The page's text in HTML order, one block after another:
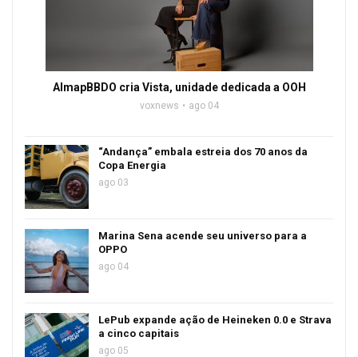
AlmapBBDO cria Vista, unidade dedicada a OOH
voxnews ago 04
“Andança” embala estreia dos 70 anos da
Copa Energia
ago 03
Marina Sena acende seu universo para a
OPPO
ago 04
LePub expande ação de Heineken 0.0 e Strava
a cinco capitais
ago 05